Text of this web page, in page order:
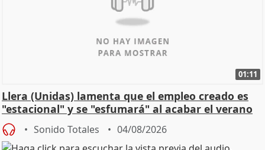
01:11
Llera (Unidas) lamenta que el empleo creado es
"estacional" y se "esfumará" al acabar el verano
Sonido Totales 04/08/2026